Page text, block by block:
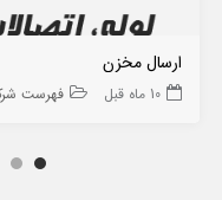
ارسال مخزن
10 ماه قبل فهرست